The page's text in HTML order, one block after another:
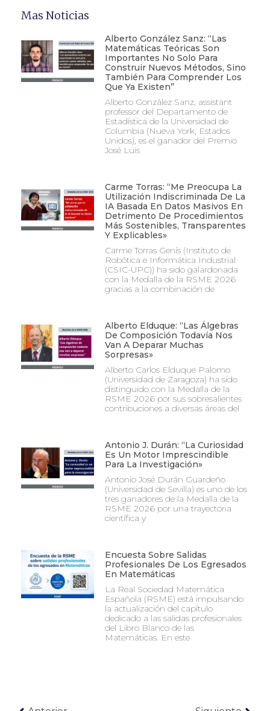
Mas Noticias
Alberto González Sanz: “Las
Matemáticas Teóricas Son
Importantes No Solo Para
Construir Nuevos Métodos, Sino
También Para Comprender Los
Que Ya Existen”
Alberto González Sanz, assistant
professor del Departamento de
Estadística de la Universidad de
Columbia (Nueva York, Estados
Unidos), es el ganador del Premio
José Luis
Carme Torras: “Me Preocupa La
Utilización Indiscriminada De La
IA Basada En Datos Masivos En
Detrimento De Procedimientos
Más Sostenibles, Transparentes
Y Explicables»
Carme Torras Genís (Instituto de
Robótica e Informática Industrial
(CSIC-UPC)) ha sido galardonada
con la Medalla de la RSME 2026
gracias a la combinación de
Alberto Elduque: “Las Álgebras
De Composición Todavía Nos
Van A Deparar Muchas
Sorpresas»
Alberto Carlos Elduque Palomo
(Universidad de Zaragoza) ha sido
distinguido con la Medalla de la
RSME 2026 por sus sobresalientes
contribuciones a diversas áreas del
Antonio J. Durán: “La Curiosidad
Es Un Motor Imprescindible
Para La Investigación»
Antonio José Durán Guardeño
(Universidad de Sevilla) es uno de los
tres ganadores de la Medalla de la
RSME 2026 por una trayectoria
científica y
Encuesta Sobre Salidas
Profesionales De Los Egresados
En Matemáticas
La Real Sociedad Matemática
Española (RSME) está impulsando
la actualización del capítulo
dedicado a las salidas profesionales
del Libro Blanco de las
Matemáticas. En este